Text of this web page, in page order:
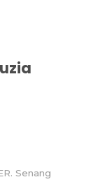
Senang